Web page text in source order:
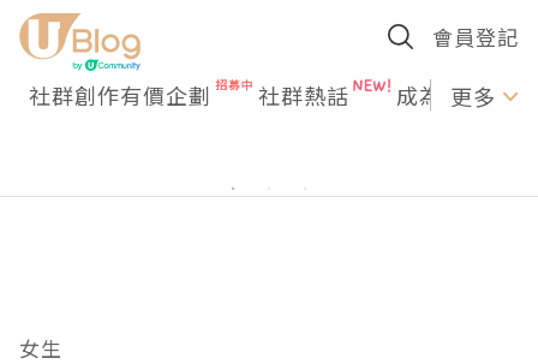
會員登記
社群創作有價企劃 社群熱話 成為U更多
女生